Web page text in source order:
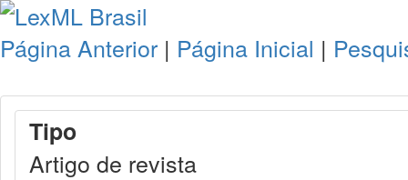
Página Anterior | Página Inicial |
Tipo
Artigo de revista